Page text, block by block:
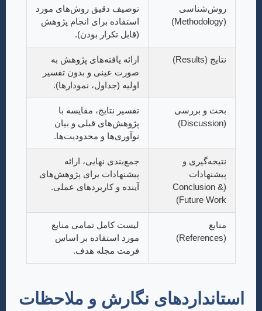
روش‌شناسی
(Methodology)
توصیف دقیق روش‌های مورد
استفاده برای انجام پژوهش
(قابل تکرار بودن).
نتایج (Results)
ارائه یافته‌های پژوهش به
صورت عینی و بدون تفسیر
اولیه (جداول، نمودارها).
بحث و بررسی
(Discussion)
تفسیر نتایج، مقایسه با
پژوهش‌های قبلی و بیان
نوآوری‌ها و محدودیت‌ها.
نتیجه‌گیری و
پیشنهادات
(Conclusion &
Future Work)
جمع‌بندی نهایی، ارائه
پیشنهادات برای پژوهش‌های
آینده و کاربردهای عملی.
منابع
(References)
لیست کامل تمامی منابع
مورد استفاده بر اساس
فرمت مجله هدف.
استانداردهای نگارش و ملاحظات